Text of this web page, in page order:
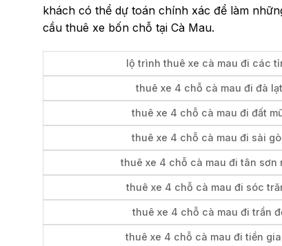
khách có thể dự toán chính xác để làm
cầu thuê xe bốn chỗ tại Cà Mau.
lộ trình thuê xe cà mau đi các
thuê xe 4 chỗ cà mau đi đà lạt
thuê xe 4 chỗ cà mau đi đất
thuê xe 4 chỗ cà mau đi sài
thuê xe 4 chỗ cà mau đi tân sơn
thuê xe 4 chỗ cà mau đi sóc
thuê xe 4 chỗ cà mau đi trần
thuê xe 4 chỗ cà mau đi tiền